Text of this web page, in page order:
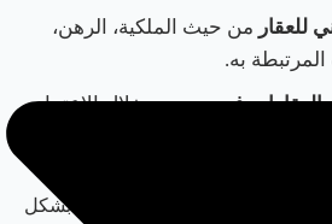
للعقار من حيث الملكية، الرهن،
المرتبطة به.
العقارات في دبيمن خلال الاعتماد
الرجوع إليها.
وحده لإتمام انتقال الملكية بشكل